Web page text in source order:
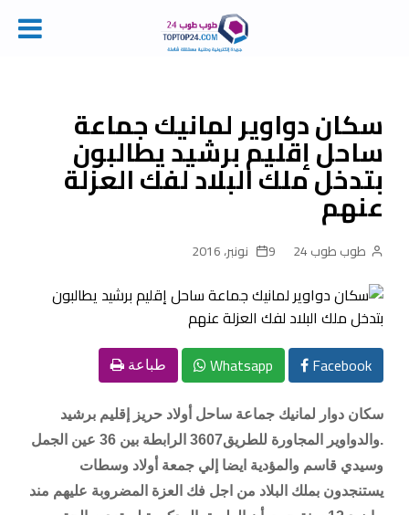
سكان دواوير لمانيك جماعة
ساحل إقليم برشيد يطالبون
بتدخل ملك البلاد لفك العزلة
عنهم
طوب طوب 24 9 نونبر، 2016
Facebook
Whatsapp طباعة
سكان دوار لمانيك جماعة ساحل أولاد حريز إقليم برشيد
.والدواوير المجاورة للطريق3607 الرابطة بين 36 عين الجمل
وسيدي قاسم والمؤدية ايضا إلي جمعة أولاد وسطات
يستنجدون بملك البلاد من اجل فك العزة المضروبة عليهم مند